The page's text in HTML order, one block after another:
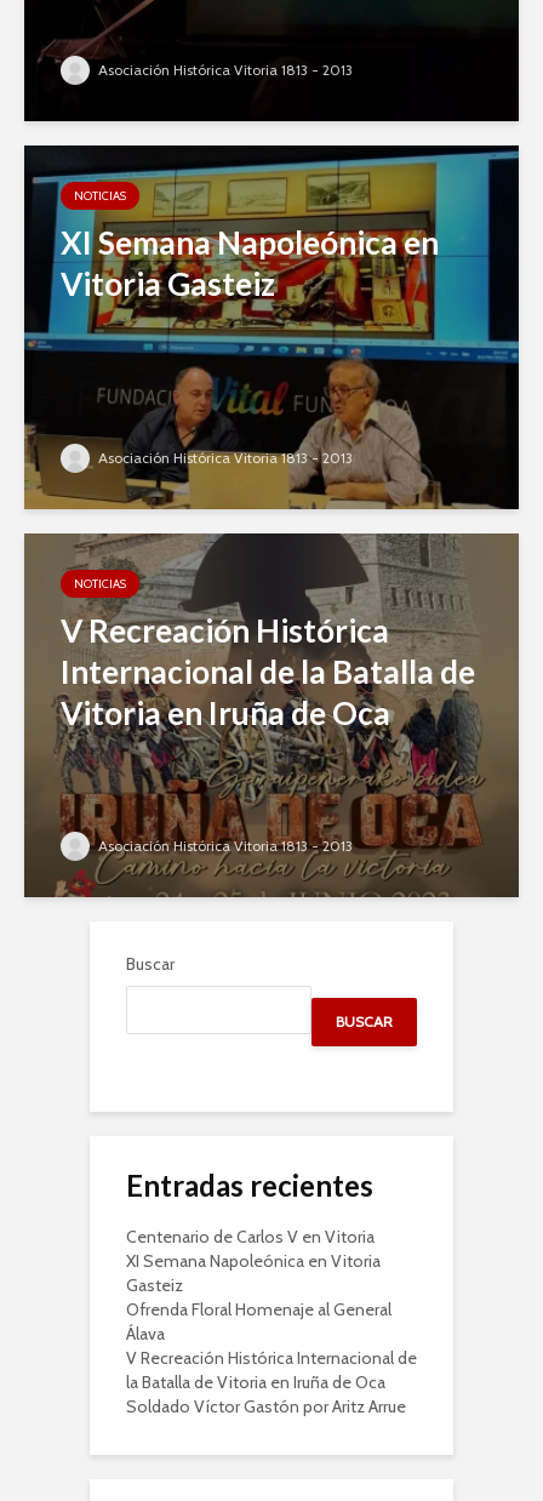
Asociación Histórica Vitoria 1813 - 2013
NOTICIAS
XI Semana Napoleónica en
Vitoria Gasteiz
Asociación Histórica Vitoria 1813 - 2013
NOTICIAS
V Recreación Histórica
Internacional de la Batalla de
Vitoria en Iruña de Oca
Asociación Histórica Vitoria 1813 - 2013
Buscar
BUSCAR
Entradas recientes
Centenario de Carlos V en Vitoria
XI Semana Napoleónica en Vitoria
Gasteiz
Ofrenda Floral Homenaje al General
Álava
V Recreación Histórica Internacional de
la Batalla de Vitoria en Iruña de Oca
Soldado Víctor Gastón por Aritz Arrue